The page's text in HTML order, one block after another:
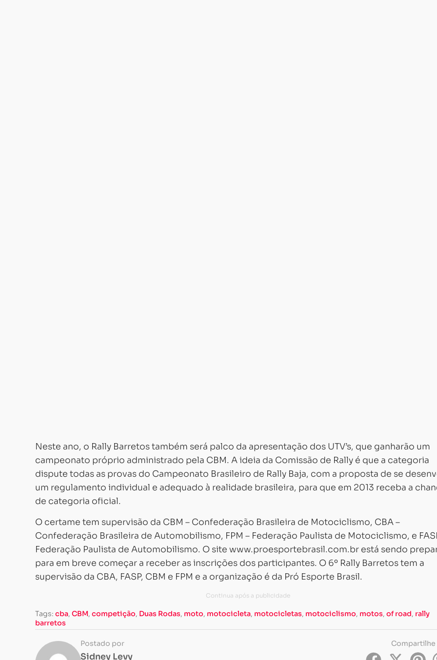
Neste ano, o Rally Barretos também será palco da apresentação dos UTV’s, que ganharão um
campeonato próprio administrado pela CBM. A ideia da Comissão de Rally é que a categoria
dispute todas as provas do Campeonato Brasileiro de Rally Baja, com a proposta de se
um regulamento individual e adequado à realidade brasileira, para que em 2013 receba a
de categoria oficial.
O certame tem supervisão da CBM – Confederação Brasileira de Motociclismo, CBA –
Confederação Brasileira de Automobilismo, FPM – Federação Paulista de Motociclismo, e
Federação Paulista de Automobilismo. O site www.proesportebrasil.com.br está sendo
para em breve começar a receber as inscrições dos participantes. O 6º Rally Barretos tem a
supervisão da CBA, FASP, CBM e FPM e a organização é da Pró Esporte Brasil.
Tags: cba, CBM, competição, Duas Rodas, moto, motocicleta, motocicletas, motociclismo, motos, of road, rally
barretos
Postado por
Sidney Levy
Compartilhe